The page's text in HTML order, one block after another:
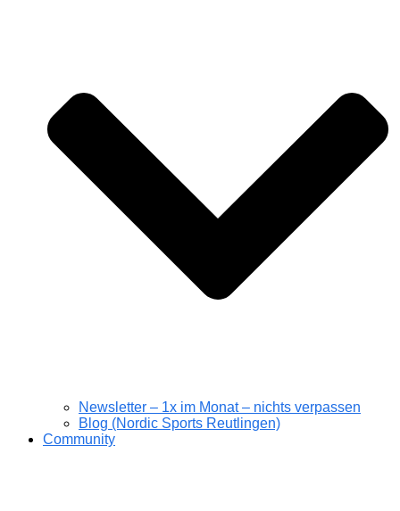
Newsletter – 1x im Monat – nichts verpassen
Blog (Nordic Sports Reutlingen)
Community